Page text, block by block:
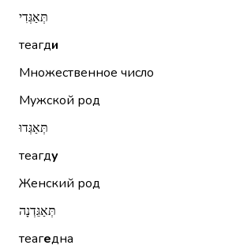
תְּאַגְּדִי
теагди
Множественное число
Мужской род
תְּאַגְּדוּ
теагду
Женский род
תְּאַגֵּדְנָה
теагедна